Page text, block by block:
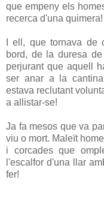
que empeny els
recerca d'una quimera!
I ell, que tornava
bord, de la duresa
perjurant que aquell
ser anar a la
estava reclutant
a allistar-se!
Ja fa mesos que va
viu o mort. Maleït
i corcades que
l'escalfor d'una llar
fer!